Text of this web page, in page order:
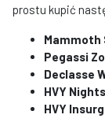
prostu kupić
Mammoth
Pegassi
Declasse
HVY
HVY